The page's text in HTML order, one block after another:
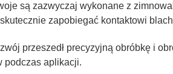
są zazwyczaj wykonane z
zapobiegać kontaktowi
przeszedł precyzyjną obróbkę i
podczas aplikacji.